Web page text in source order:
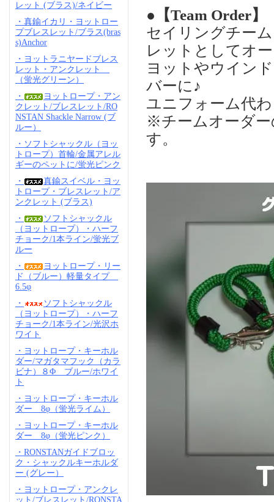
レット (ブラス)/ネイビー
・真鍮イカリ・ヨットロー
プブレスレット/ブラス(bras
s)Anchor
・ヨットラニヤードブレス
レット・アンクレット
（蛍光グリーン）
・
ヨットロープ・アン
クレット/ブレスレット/RO
NSTAN Shackle Narrow (ブ
ルー）
・ソフトシャックル（ヨッ
トロープ）首輪/金属アレル
ギーのペットに/蛍光ピンク
・
真鍮スイベル・ヨッ
トロープ・ブレスレット/ア
ンクレット (ブラス)
・
ソフトシャックル
（ヨットロープ）・ハーフ
チョーク/1本ライン/蛍光ブ
ルー
・
ヨットロープ・リー
ド（ブルー）軽量タイプ
6.5φ
・
ソフトシャックル
（ヨットロープ）・ハーフ
チョーク/1本ライン/光沢ホ
ワイト
・ヨットロープ・キーホル
ダー/マガタマフック（カラ
ビナ）８Φ ブルー/ホワイ
ト
・ヨットロープ・キーホル
ダー 8φ（蛍光ライム）
・ヨットロープ・キーホル
ダー 8φ（蛍光ピンク）
・RONSTANガイドブロッ
ク・シャックルキーホルダ
ー (グレー）
・ヨットロープ・アンクレ
ット/ブレスレット/RONSTA
●【Team Order】
セイリングチー
レットとしてオ
ヨットやウイン
バーに♪
ユニフォーム代
※チームオーダー
す。